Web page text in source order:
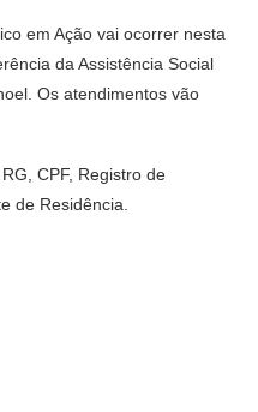
em Ação vai ocorrer nesta
da Assistência Social
Os atendimentos vão
CPF, Registro de
de Residência.